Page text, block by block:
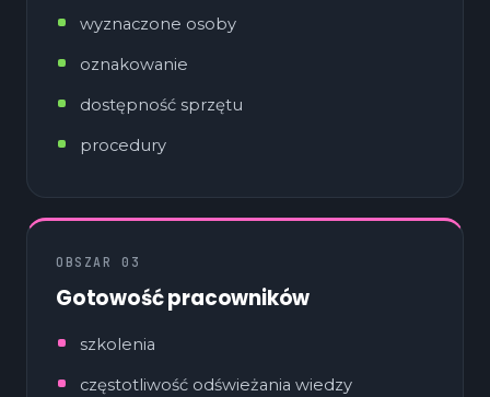
wyznaczone osoby
oznakowanie
dostępność sprzętu
procedury
OBSZAR 03
Gotowość pracowników
szkolenia
częstotliwość odświeżania wiedzy